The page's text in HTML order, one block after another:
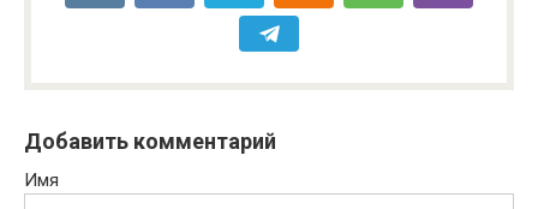
Добавить комментарий
Имя